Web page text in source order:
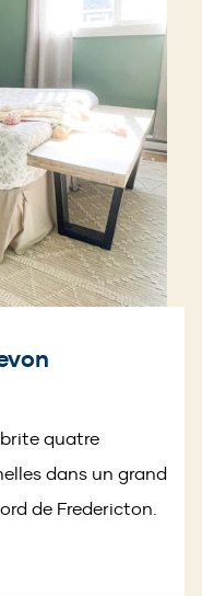
quatre
dans un grand
de Fredericton.